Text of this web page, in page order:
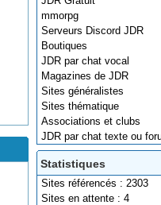
mmorpg
Serveurs Discord JDR
Boutiques
JDR par chat vocal
Magazines de JDR
Sites généralistes
Sites thématique
Associations et clubs
JDR par chat texte ou
Statistiques
Sites référencés : 2303
Sites en attente : 4